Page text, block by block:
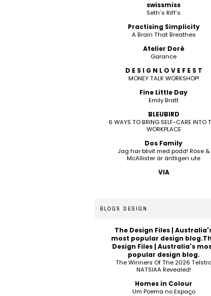
swissmiss
Seth’s Riff’s
Practising Simplicity
A Brain That Breathes
Atelier Doré
Garance
D E S I G N L O V E F E S T
MONEY TALK WORKSHOP!
Fine Little Day
Emily Bratt
BLEUBIRD
6 WAYS TO BRING SELF-CARE INTO
WORKPLACE
Dos Family
Jag har blivit med podd! Röse &
McAllister är äntligen ute
VIA
BLOGS DESIGN
The Design Files |
most popular design
Design Files | Australia's
popular design blog.
The Winners Of The 2026 Telstra
NATSIAA Revealed!
Homes in Colour
Um Poema no Espaço